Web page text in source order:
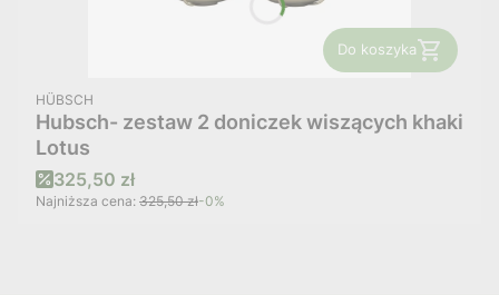
Do koszyka
PRODUCENT
HÜBSCH
Hubsch- zestaw 2 doniczek wiszących khaki
Lotus
Cena promocyjna
325,50 zł
Najniższa cena: 325,50 zł-0%